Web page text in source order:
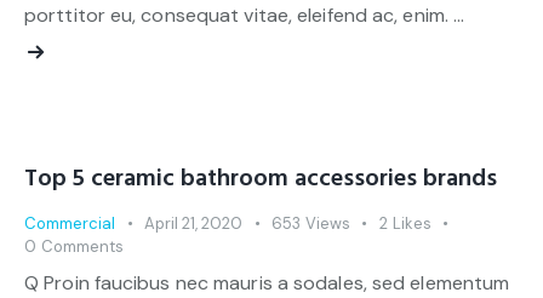
porttitor eu, consequat vitae, eleifend ac, enim. …
Top 5 ceramic bathroom accessories brands
Commercial April 21, 2020 653 Views 2 Likes
0 Comments
Q Proin faucibus nec mauris a sodales, sed elementum